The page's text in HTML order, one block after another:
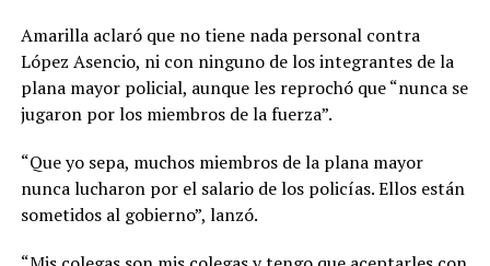
Amarilla aclaró que no tiene nada personal contra
López Asencio, ni con ninguno de los integrantes de la
plana mayor policial, aunque les reprochó que “nunca se
jugaron por los miembros de la fuerza”.
“Que yo sepa, muchos miembros de la plana mayor
nunca lucharon por el salario de los policías. Ellos están
sometidos al gobierno”, lanzó.